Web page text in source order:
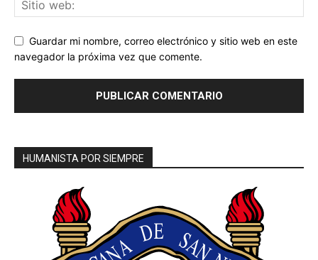
Guardar mi nombre, correo electrónico y sitio web en este
navegador la próxima vez que comente.
HUMANISTA POR SIEMPRE